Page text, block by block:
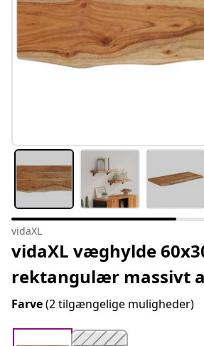
vidaXL
vidaXL væghylde
rektangulær massivt
Farve(2 tilgængelige muligheder)